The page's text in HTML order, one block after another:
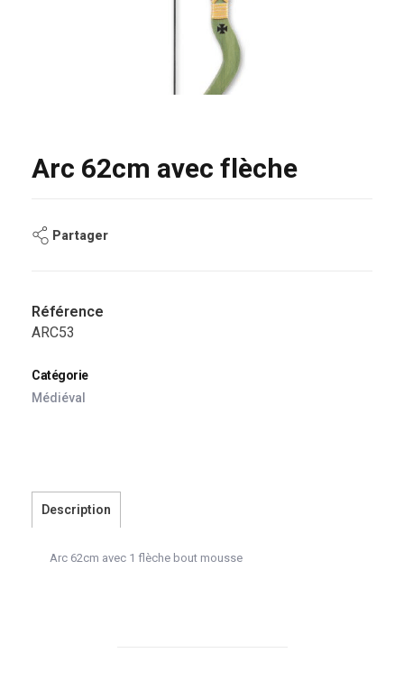
Arc 62cm avec flèche
Partager
Référence
ARC53
Catégorie
Médiéval
Description
Arc 62cm avec 1 flèche bout mousse